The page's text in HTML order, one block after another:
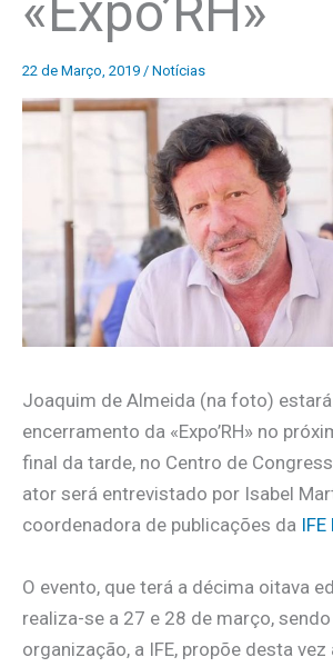
22 de Março, 2019 / Notícias
Joaquim de Almeida (na foto)
encerramento da «Expo’RH» no
final da tarde, no Centro de
ator será entrevistado por Isabel
coordenadora de publicações da
O evento, que terá a décima oitava
realiza-se a 27 e 28 de março, sendo
organização, a IFE, propõe desta